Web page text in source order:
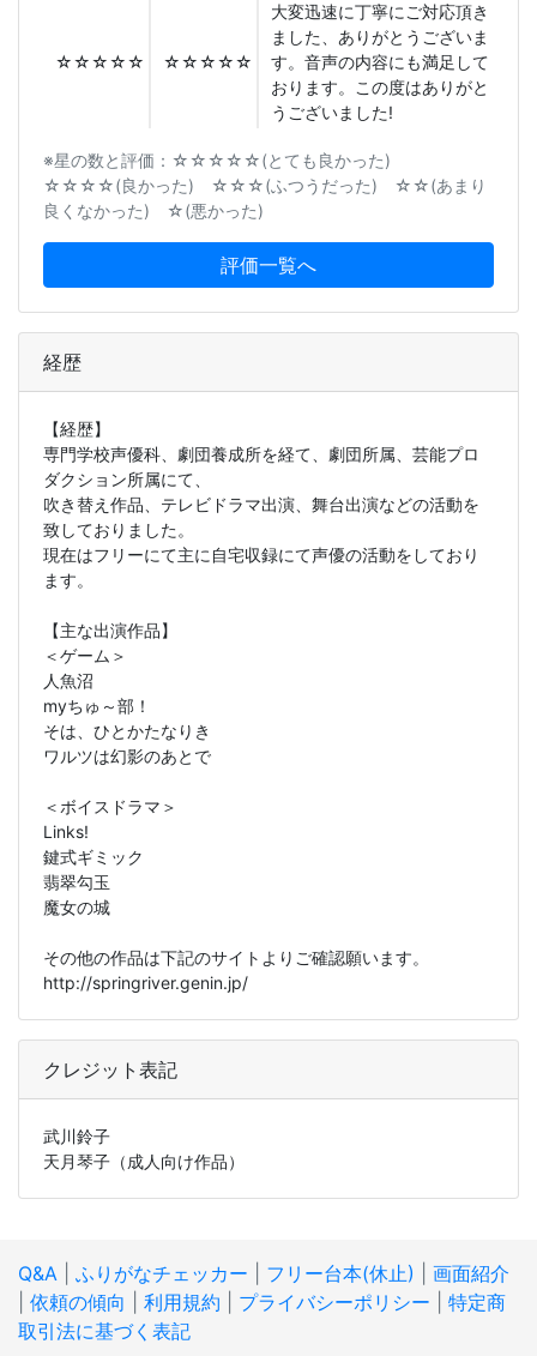
☆☆☆☆☆ ☆☆☆☆☆
大変迅速に丁寧にご対応頂き
ました、ありがとうございま
す。音声の内容にも満足して
おります。この度はありがと
うございました!
※星の数と評価：☆☆☆☆☆(とても良かった)
☆☆☆☆(良かった) ☆☆☆(ふつうだった) ☆☆(あまり
良くなかった) ☆(悪かった)
評価一覧へ
経歴
【経歴】
専門学校声優科、劇団養成所を経て、劇団所属、芸能プロ
ダクション所属にて、
吹き替え作品、テレビドラマ出演、舞台出演などの活動を
致しておりました。
現在はフリーにて主に自宅収録にて声優の活動をしており
ます。
【主な出演作品】
＜ゲーム＞
人魚沼
myちゅ～部！
そは、ひとかたなりき
ワルツは幻影のあとで
＜ボイスドラマ＞
Links!
鍵式ギミック
翡翠勾玉
魔女の城
その他の作品は下記のサイトよりご確認願います。
http://springriver.genin.jp/
クレジット表記
武川鈴子
天月琴子（成人向け作品）
Q&A ふりがなチェッカー フリー台本(休止)
画面紹介
依頼の傾向 利用規約 プライバシーポリシー
特定商
取引法に基づく表記